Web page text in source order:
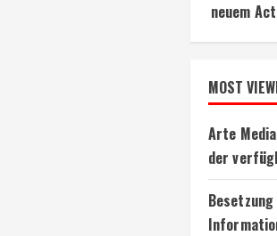
neuem
MOST
Arte
der